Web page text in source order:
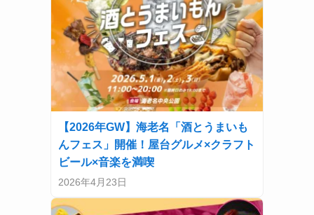
【2026年GW】海老名「酒とうまいも
んフェス」開催！屋台グルメ×クラフト
ビール×音楽を満喫
2026年4月23日